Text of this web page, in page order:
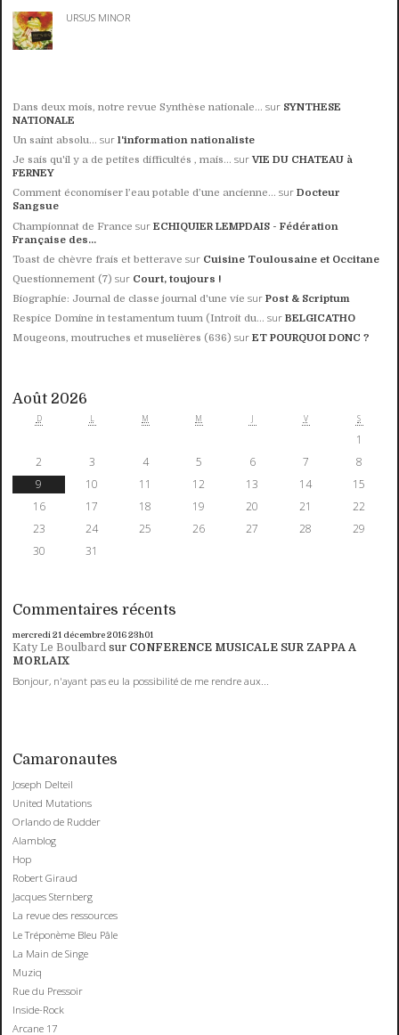
URSUS MINOR
Dans deux mois, notre revue Synthèse nationale... sur SYNTHESE
NATIONALE
Un saint absolu… surl'information nationaliste
Je sais qu'il y a de petites difficultés , mais... surVIE DU CHATEAU à
FERNEY
Comment économiser l’eau potable d’une ancienne... surDocteur
Sangsue
Championnat de France surECHIQUIER LEMPDAIS - Fédération
Française des...
Toast de chèvre frais et betterave sur Cuisine Toulousaine et Occitane
Questionnement (7) sur Court, toujours !
Biographie: Journal de classe journal d'une vie surPost & Scriptum
Respice Domine in testamentum tuum (Introit du... surBELGICATHO
Mougeons, moutruches et muselières (636) surET POURQUOI DONC ?
Août 2026
D L M M J V S
1
2
3 4 5 6 7
8
9
10 11 12 13 14
15
16
17 18 19 20 21
22
23
24 25 26 27 28
29
30
31
Commentaires récents
mercredi 21 décembre 201623h01
Katy Le Boulbard sur CONFERENCE MUSICALE SUR ZAPPA A
MORLAIX
Bonjour, n'ayant pas eu la possibilité de me rendre aux...
Camaronautes
Joseph Delteil
United Mutations
Orlando de Rudder
Alamblog
Hop
Robert Giraud
Jacques Sternberg
La revue des ressources
Le Tréponème Bleu Pâle
La Main de Singe
Muziq
Rue du Pressoir
Inside-Rock
Arcane 17